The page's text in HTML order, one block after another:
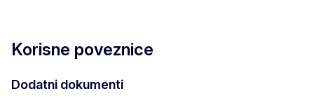
Korisne poveznice
Dodatni dokumenti